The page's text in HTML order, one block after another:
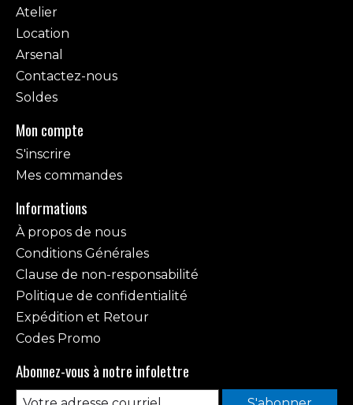
Atelier
Location
Arsenal
Contactez-nous
Soldes
Mon compte
S'inscrire
Mes commandes
Informations
À propos de nous
Conditions Générales
Clause de non-responsabilité
Politique de confidentialité
Expédition et Retour
Codes Promo
Abonnez-vous à notre infolettre